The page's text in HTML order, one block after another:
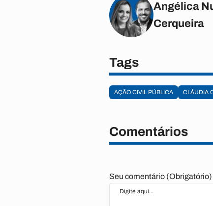
Angélica
Cerqueira
Tags
AÇÃO CIVIL PÚBLICA CLÁUDIA
Comentários
Seu comentário (Obrigatório)